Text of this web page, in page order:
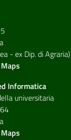
- ex Dip. di Agraria)
Informatica
universitaria